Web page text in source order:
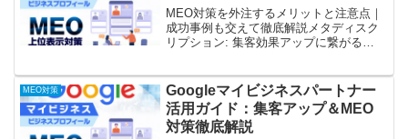
MEO対策を外注するメリットと注意点｜
成功事例も交えて徹底解説メタディスク
リプション: 集客効果アップに繋がる
医院など業種別の事例も紹介。MEO対策
で売上アップを目指...
MEO対策
Googleマイビジネスパートナー
活用ガイド：集客アップ＆MEO
対策徹底解説